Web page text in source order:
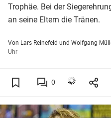
Trophäe. Bei der
an seine Eltern die Tränen.
Von Lars Reinefeld und Wolfgang
Uhr
0